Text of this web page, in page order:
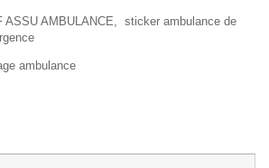
ASSU AMBULANCE, sticker ambulance de
ambulance